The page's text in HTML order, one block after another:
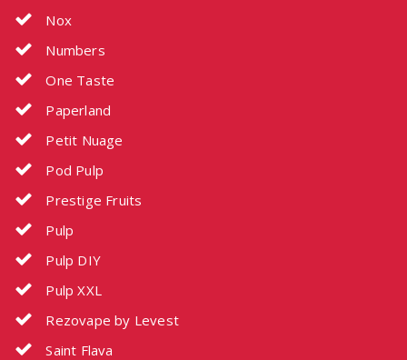
Nox
Numbers
One Taste
Paperland
Petit Nuage
Pod Pulp
Prestige Fruits
Pulp
Pulp DIY
Pulp XXL
Rezovape by Levest
Saint Flava